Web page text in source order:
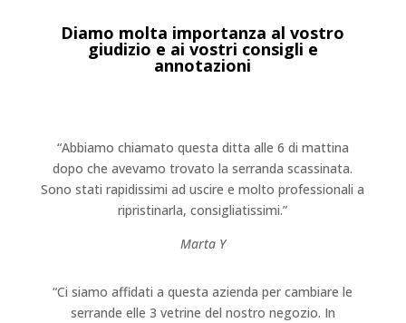
Diamo molta importanza al vostro
giudizio e ai vostri consigli e
annotazioni
“Abbiamo chiamato questa ditta alle 6 di mattina
dopo che avevamo trovato la serranda scassinata.
Sono stati rapidissimi ad uscire e molto professionali a
ripristinarla, consigliatissimi.”
Marta Y
“Ci siamo affidati a questa azienda per cambiare le
serrande elle 3 vetrine del nostro negozio. In